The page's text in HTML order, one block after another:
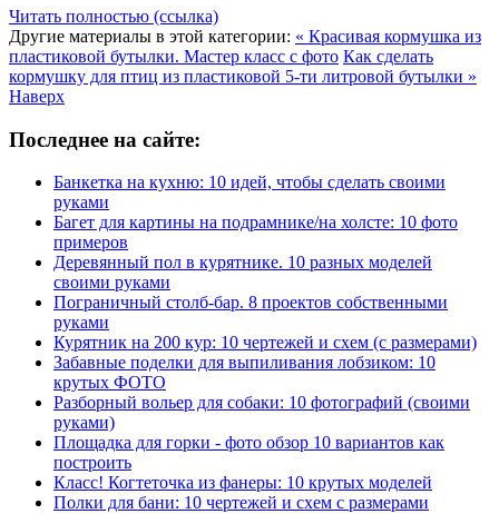
Читать полностью (ссылка)
Другие материалы в этой категории: « Красивая кормушка из
пластиковой бутылки. Мастер класс с фото Как сделать
кормушку для птиц из пластиковой 5-ти литровой бутылки »
Наверх
Последнее на сайте:
Банкетка на кухню: 10 идей, чтобы сделать своими
руками
Багет для картины на подрамнике/на холсте: 10 фото
примеров
Деревянный пол в курятнике. 10 разных моделей
своими руками
Пограничный столб-бар. 8 проектов собственными
руками
Курятник на 200 кур: 10 чертежей и схем (с размерами)
Забавные поделки для выпиливания лобзиком: 10
крутых ФОТО
Разборный вольер для собаки: 10 фотографий (своими
руками)
Площадка для горки - фото обзор 10 вариантов как
построить
Класс! Когтеточка из фанеры: 10 крутых моделей
Полки для бани: 10 чертежей и схем с размерами